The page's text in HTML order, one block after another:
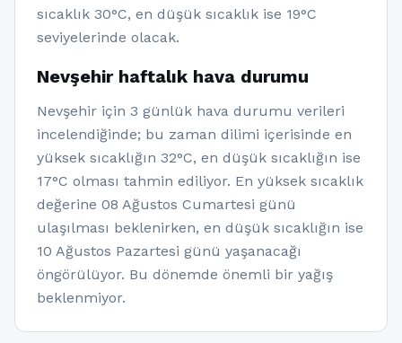
sıcaklık 30°C, en düşük sıcaklık ise 19°C
seviyelerinde olacak.
Nevşehir haftalık hava durumu
Nevşehir için 3 günlük hava durumu verileri
incelendiğinde; bu zaman dilimi içerisinde en
yüksek sıcaklığın 32°C, en düşük sıcaklığın ise
17°C olması tahmin ediliyor. En yüksek sıcaklık
değerine 08 Ağustos Cumartesi günü
ulaşılması beklenirken, en düşük sıcaklığın ise
10 Ağustos Pazartesi günü yaşanacağı
öngörülüyor. Bu dönemde önemli bir yağış
beklenmiyor.